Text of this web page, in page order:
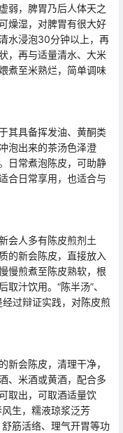
弱，脾胃乃后人体天之
燥湿，对脾胃有很大好
水浸泡30分钟以上，再
，再与适量清水、大米
煮至米熟烂，简单调味
其具备挥发油、黄酮类
泡出来的茶汤色泽澄
日常煮泡陈皮，可助静
合日常享用，也适合与
会人多有陈皮煎剂土
的新会陈皮，直接放入
慢煎煮至陈皮熟软，根
汁饮用。“陈半汤”、
经过辩证实践，对陈皮煎
新会陈皮，清理干净，
、米酒或黄酒，配合多
取出，可取酒适量饮
生，糯液琼浆泛芳
筋活络、理气开胃等功